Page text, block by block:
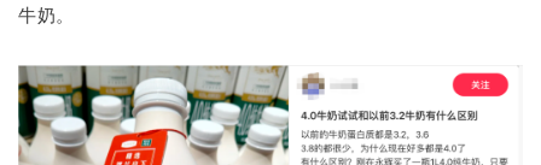
牛奶。